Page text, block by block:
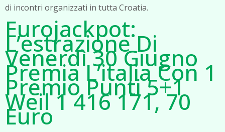
di incontri organizzati in tutta Croatia.
Eurojackpot:
L’estrazione Di
Venerdì 30 Giugno
Premia L’italia Con 1
Premio Punti 5+1
Weil 1 416 171, 70
Euro